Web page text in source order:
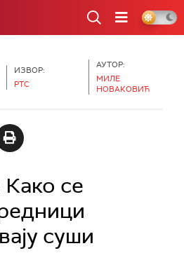
ИЗВОР:
РТС
АУТОР:
МИЛЕ
НОВАКОВИЋ
се
суши